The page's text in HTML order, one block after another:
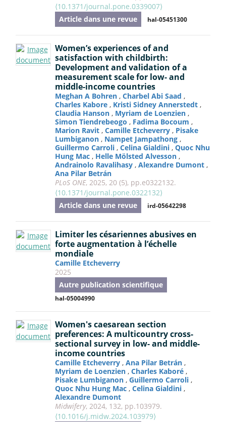
⟨10.1371/journal.pone.0339007⟩
Article dans une revue
hal-05451300
Women’s experiences of and
satisfaction with childbirth:
Development and validation of a
measurement scale for low- and
middle-income countries
Meghan A Bohren , Charbel Abi Saad ,
Charles Kabore , Kristi Sidney Annerstedt ,
Claudia Hanson , Myriam de Loenzien ,
Simon Tiendrebeogo , Fadima Bocoum ,
Marion Ravit , Camille Etcheverry , Pisake
Lumbiganon , Nampet Jampathong ,
Guillermo Carroli , Celina Gialdini , Quoc Nhu
Hung Mac , Helle Mölsted Alvesson ,
Andrainolo Ravalihasy , Alexandre Dumont ,
Ana Pilar Betrán
PLoS ONE, 2025, 20 (5), pp.e0322132.
⟨10.1371/journal.pone.0322132⟩
Article dans une revue
ird-05642298
Limiter les césariennes abusives en
forte augmentation à l’échelle
mondiale
Camille Etcheverry
2025
Autre publication scientifique
hal-05004990
Women's caesarean section
preferences: A multicountry cross-
sectional survey in low- and middle-
income countries
Camille Etcheverry , Ana Pilar Betrán ,
Myriam de Loenzien , Charles Kaboré ,
Pisake Lumbiganon , Guillermo Carroli ,
Quoc Nhu Hung Mac , Celina Gialdini ,
Alexandre Dumont
Midwifery, 2024, 132, pp.103979.
⟨10.1016/j.midw.2024.103979⟩